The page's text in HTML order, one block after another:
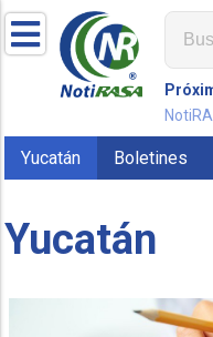
Yucatán Boletines
Yucatán